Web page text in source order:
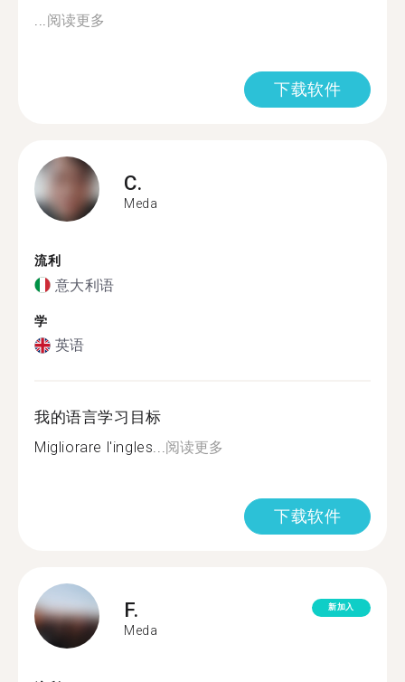
...阅读更多
下载软件
C.
Meda
流利
意大利语
学
英语
我的语言学习目标
Migliorare l'ingles...阅读更多
下载软件
F.
Meda
新加入